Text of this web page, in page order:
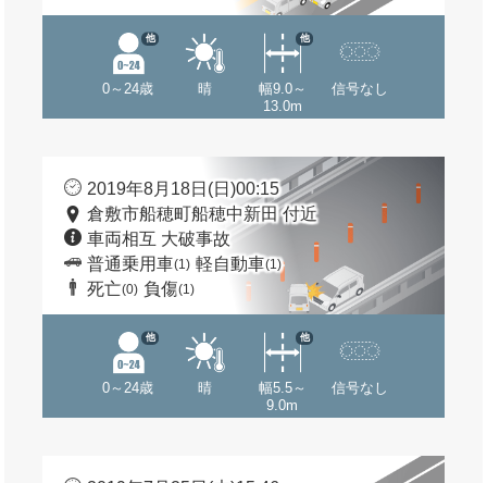
0～24歳
他
晴
幅9.0～
13.0m
他
信号なし
2019年8月18日(日)00:15
倉敷市船穂町船穂中新田 付近
車両相互 大破事故
普通乗用車(1) 軽自動車(1)
死亡(0) 負傷(1)
0～24歳
他
晴
幅5.5～
9.0m
他
信号なし